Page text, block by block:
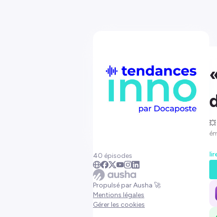
40 épisodes
Propulsé par Ausha 🚀
Mentions légales
Gérer les cookies